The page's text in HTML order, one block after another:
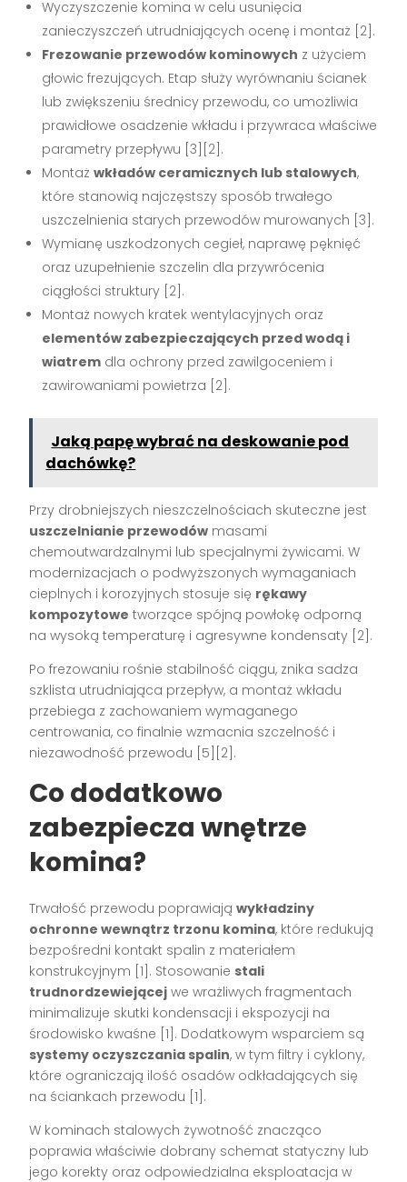
Wyczyszczenie komina w celu usunięcia
zanieczyszczeń utrudniających ocenę i montaż [2].
Frezowanie przewodów kominowych z użyciem
głowic frezujących. Etap służy wyrównaniu ścianek
lub zwiększeniu średnicy przewodu, co umożliwia
prawidłowe osadzenie wkładu i przywraca właściwe
parametry przepływu [3][2].
Montażwkładów ceramicznych lub stalowych,
które stanowią najczęstszy sposób trwałego
uszczelnienia starych przewodów murowanych [3].
Wymianę uszkodzonych cegieł, naprawę pęknięć
oraz uzupełnienie szczelin dla przywrócenia
ciągłości struktury [2].
Montaż nowych kratek wentylacyjnych oraz
elementów zabezpieczających przed wodą i
wiatrem dla ochrony przed zawilgoceniem i
zawirowaniami powietrza [2].
Jaką papę wybrać na deskowanie pod
dachówkę?
Przy drobniejszych nieszczelnościach skuteczne jest
uszczelnianie przewodów masami
chemoutwardzalnymi lub specjalnymi żywicami. W
modernizacjach o podwyższonych wymaganiach
cieplnych i korozyjnych stosuje się rękawy
kompozytowe tworzące spójną powłokę odporną
na wysoką temperaturę i agresywne kondensaty [2].
Po frezowaniu rośnie stabilność ciągu, znika sadza
szklista utrudniająca przepływ, a montaż wkładu
przebiega z zachowaniem wymaganego
centrowania, co finalnie wzmacnia szczelność i
niezawodność przewodu [5][2].
Co dodatkowo
zabezpiecza wnętrze
komina?
Trwałość przewodu poprawiająwykładziny
ochronne wewnątrz trzonu komina, które redukują
bezpośredni kontakt spalin z materiałem
konstrukcyjnym [1]. Stosowanie stali
trudnordzewiejącej we wrażliwych fragmentach
minimalizuje skutki kondensacji i ekspozycji na
środowisko kwaśne [1]. Dodatkowym wsparciem są
systemy oczyszczania spalin, w tym filtry i cyklony,
które ograniczają ilość osadów odkładających się
na ściankach przewodu [1].
W kominach stalowych żywotność znacząco
poprawia właściwie dobrany schemat statyczny lub
jego korekty oraz odpowiedzialna eksploatacja w